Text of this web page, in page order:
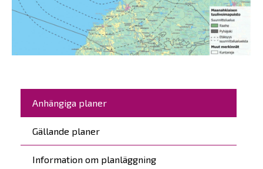
Päävalikko
Anhängiga planer
Gällande planer
Information om planläggning